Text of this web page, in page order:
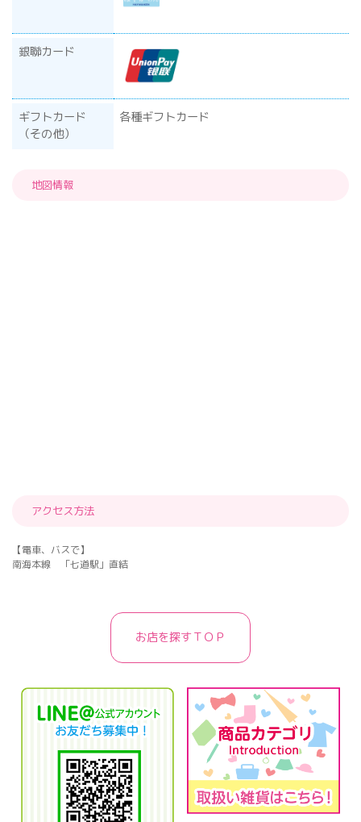
銀聯カード
ギフトカード
（その他）
各種ギフトカード
地図情報
アクセス方法
【電車、バスで】
南海本線 「七道駅」直結
お店を探すＴＯＰ